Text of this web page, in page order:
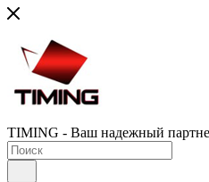
TIMING - Ваш надежный